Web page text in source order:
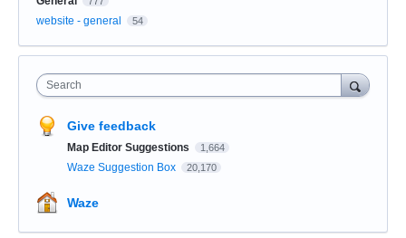
website - general 54
Search
Give feedback
Map Editor Suggestions 1,664
Waze Suggestion Box 20,170
Waze